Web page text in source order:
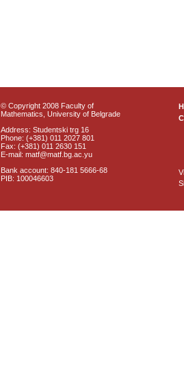
© Copyright 2008 Faculty of
Mathematics, University of Belgrade
Address: Studentski trg 16
Phone: (+381) 011 2027 801
Fax: (+381) 011 2630 151
E-mail: matf@matf.bg.ac.yu
Bank account: 840-181 5666-68
PIB: 100046603